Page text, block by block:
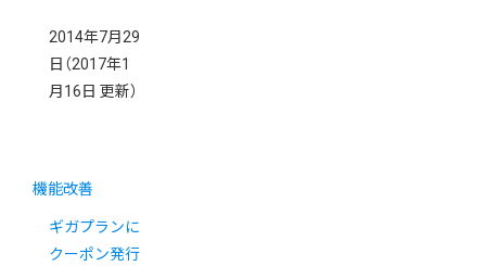
2014年7月29
日 （2017年1
月16日 更新）
機能改善
ギガプランに
クーポン発行